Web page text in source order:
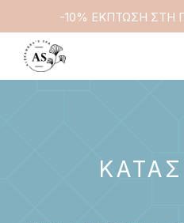
-10% ΕΚΠΤΩΣΗ ΣΤΗ